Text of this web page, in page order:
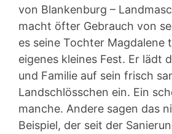
von Blankenburg –
macht öfter Gebrauch von
es seine Tochter Magdalene
eigenes kleines Fest. Er lädt
und Familie auf sein frisch
Landschlösschen ein. Ein
manche. Andere sagen das
Beispiel, der seit der